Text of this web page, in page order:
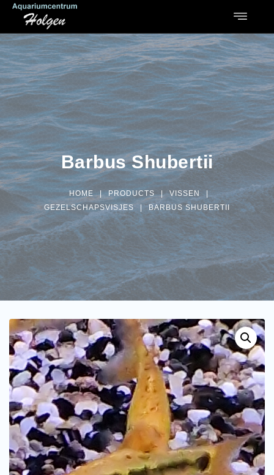
Barbus Shubertii
HOME | PRODUCTS | VISSEN
GEZELSCHAPSVISJES
BARBUS SHUBERTII